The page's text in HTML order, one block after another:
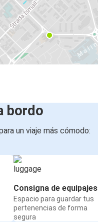
bordo
un viaje más cómodo:
Consigna de equipajes
Espacio para guardar tus
pertenencias de forma
segura